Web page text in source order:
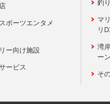
ポーツエンタメ
ー向け施設
ービス
釣
マ
リ
湾
ー
そ